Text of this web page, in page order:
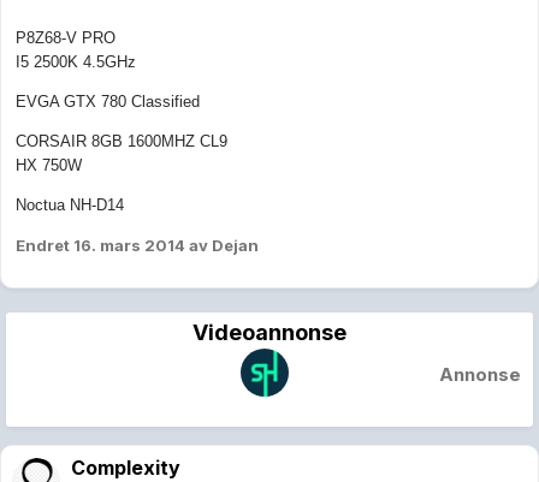
P8Z68-V PRO
I5 2500K 4.5GHz
EVGA GTX 780 Classified
CORSAIR 8GB 1600MHZ CL9
HX 750W
Noctua NH-D14
Endret 16. mars 2014 av Dejan
Videoannonse
Annonse
Complexity